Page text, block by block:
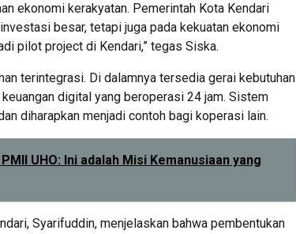
ekonomi kerakyatan. Pemerintah Kota Kendari
besar, tetapi juga pada kekuatan ekonomi
pilot project di Kendari,” tegas Siska.
terintegrasi. Di dalamnya tersedia gerai kebutuhan
digital yang beroperasi 24 jam. Sistem
diharapkan menjadi contoh bagi koperasi lain.
UHO: Ini adalah Misi Kemanusiaan yang
Syarifuddin, menjelaskan bahwa pembentukan